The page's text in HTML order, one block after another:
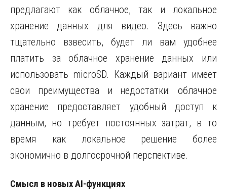
предлагают как облачное, так и локальное
хранение данных для видео. Здесь важно
тщательно взвесить, будет ли вам удобнее
платить за облачное хранение данных или
использовать microSD. Каждый вариант имеет
свои преимущества и недостатки: облачное
хранение предоставляет удобный доступ к
данным, но требует постоянных затрат, в то
время как локальное решение более
экономично в долгосрочной перспективе.
Смысл в новых AI-функциях